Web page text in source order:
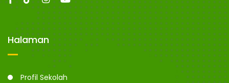
Halaman
Profil Sekolah